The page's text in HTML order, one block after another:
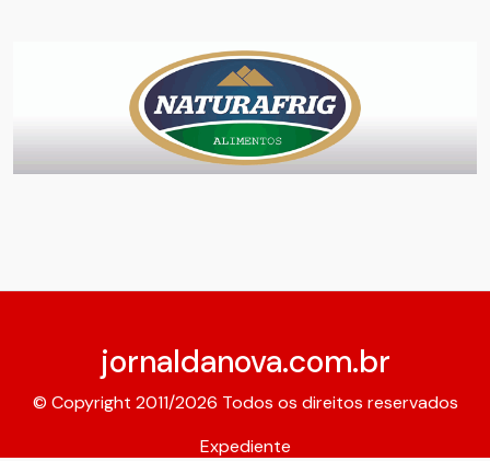
jornaldanova.com.br
© Copyright 2011/2026 Todos os direitos reservados
Expediente